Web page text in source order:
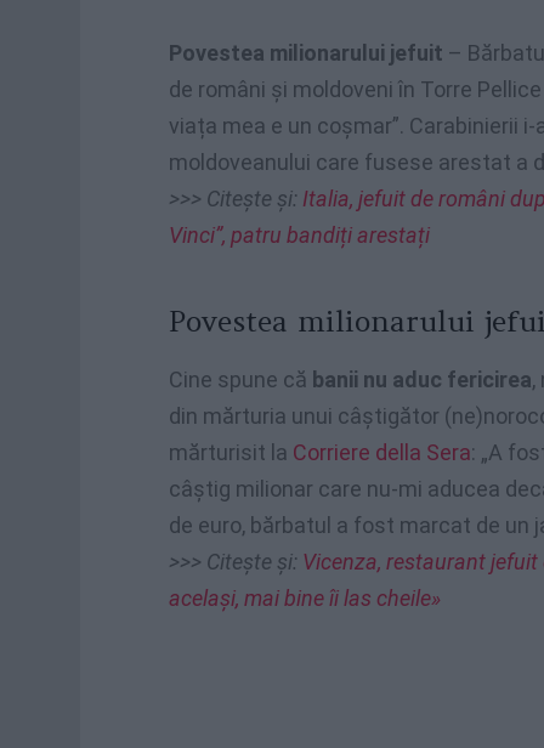
Povestea milionarului jefuit –
de români și moldoveni în Torre
viața mea e un coșmar”. Carabinierii
moldoveanului care fusese arestat a
>>> Citește și: Italia, jefuit de români
Vinci”, patru bandiți arestați
Povestea milionarului
Cine spune că banii nu aduc fericirea,
din mărturia unui câștigător
mărturisit la Corriere della Sera: „A
câștig milionar care nu-mi aducea
de euro, bărbatul a fost marcat de un
>>> Citește și: Vicenza, restaurant jefuit
același, mai bine îi las cheile»